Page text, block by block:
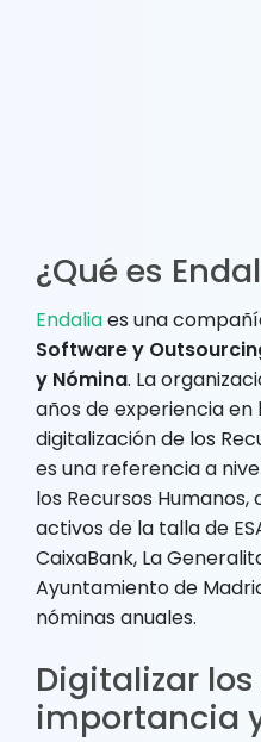
¿Qué es
Endaliaes una
Software y
y Nómina. La
años de experiencia en
digitalización de los
es una referencia a
los Recursos
activos de la talla de
CaixaBank, La
Ayuntamiento de
nóminas anuales.
Digitalizar los
importancia